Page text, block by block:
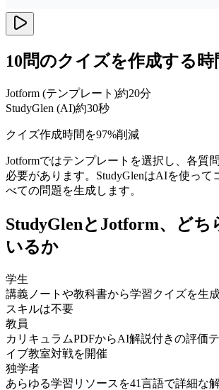
10問のクイズを作成する時
Jotform (テンプレート)約20分
StudyGlen (AI)約30秒
クイズ作成時間を97%削減
Jotformではテンプレートを選択し、各質
必要があります。StudyGlenはAIを使って
べての問題を生成します。
StudyGlenとJotform、どち
いるか
学生
講義ノートや教科書から学習クイズを生
スキルは不要
教員
カリキュラムPDFからAI解説付きの評価
イブ教室対戦を開催
独学者
あらゆる学習リソースを41言語で詳細な